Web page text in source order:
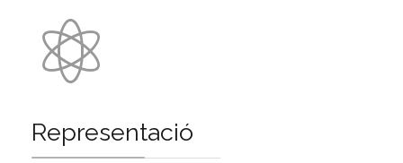
Representació